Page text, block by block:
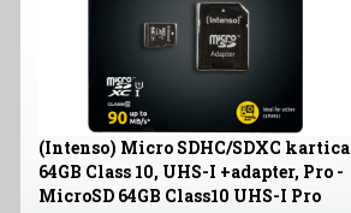
(Intenso) Micro SDHC/SDXC kartica
64GB Class 10, UHS-I +adapter, Pro -
MicroSD 64GB Class10 UHS-I Pro